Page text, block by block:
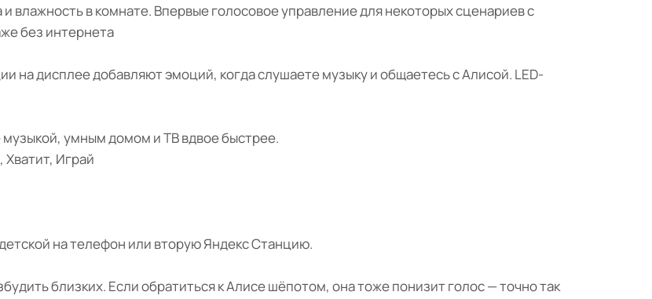
влажность в комнате. Впервые голосовое управление для некоторых сценариев с
без интернета
на дисплее добавляют эмоций, когда слушаете музыку и общаетесь с Алисой. LED-
умным домом и ТВ вдвое быстрее.
Хватит, Играй
на телефон или вторую Яндекс Станцию.
близких. Если обратиться к Алисе шёпотом, она тоже понизит голос — точно так